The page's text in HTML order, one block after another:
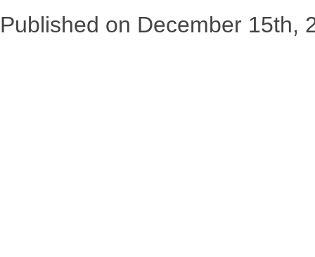
Published on December 15th,